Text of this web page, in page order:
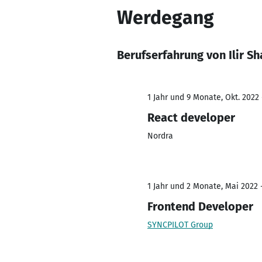
Werdegang
Berufserfahrung von Ilir
1 Jahr und 9 Monate, Okt. 2022
React developer
Nordra
1 Jahr und 2 Monate, Mai 2022
Frontend Developer
SYNCPILOT Group